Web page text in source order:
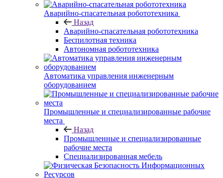
Аварийно-спасательная робототехника
Назад
Аварийно-спасательная робототехника
Беспилотная техника
Автономная робототехника
Автоматика управления инженерным
оборудованием
Промышленные и специализированные рабочие
места
Назад
Промышленные и специализированные
рабочие места
Специализированная мебель